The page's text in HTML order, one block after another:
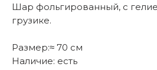
Шар фольгированный, с
грузике.
Размер:≈ 70 см
Наличие: есть